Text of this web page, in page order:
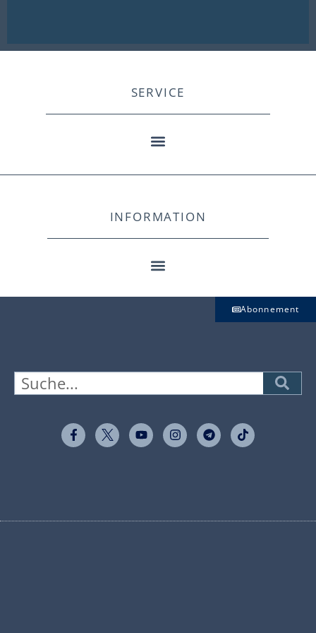
SERVICE
INFORMATION
Abonnement